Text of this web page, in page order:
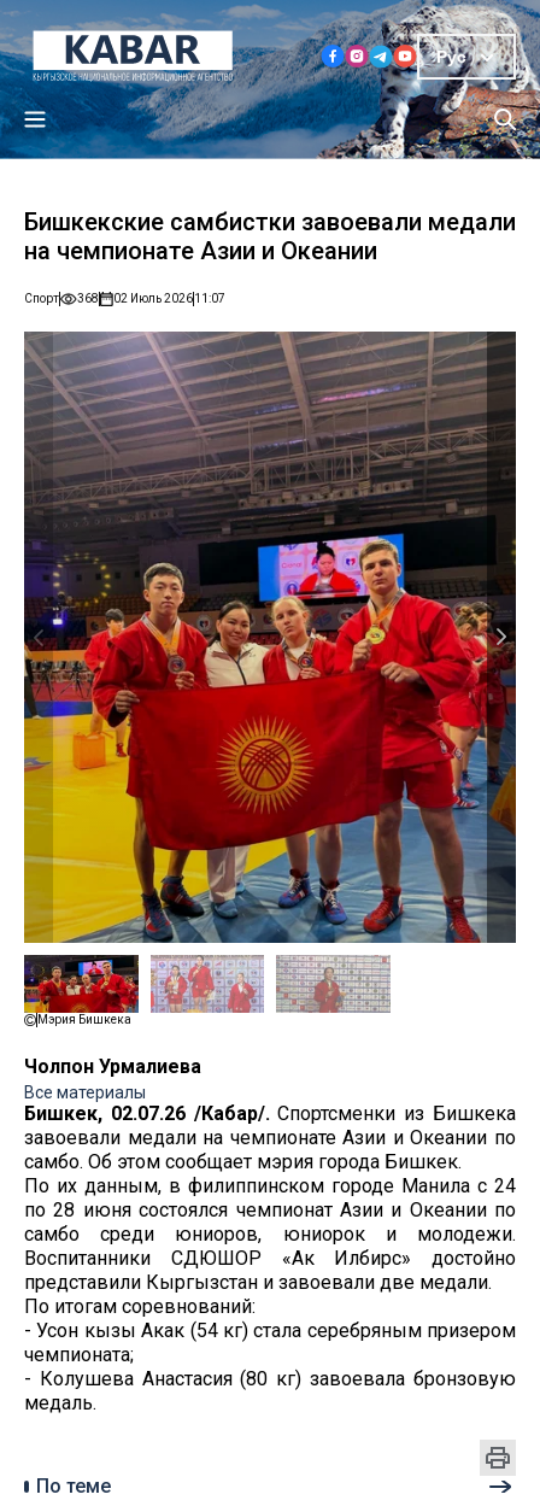
Рус
Бишкекские самбистки завоевали медали
на чемпионате Азии и Океании
Спорт 368 02 Июль 202611:07
Мэрия Бишкека
Чолпон Урмалиева
Все материалы
Бишкек, 02.07.26 /Кабар/.Спортсменки из Бишкека
завоевали медали на чемпионате Азии и Океании по
самбо. Об этом сообщает мэрия города Бишкек.
По их данным, в филиппинском городе Манила с 24
по 28 июня состоялся чемпионат Азии и Океании по
самбо среди юниоров, юниорок и молодежи.
Воспитанники СДЮШОР «Ак Илбирс» достойно
представили Кыргызстан и завоевали две медали.
По итогам соревнований:
- Усон кызы Акак (54 кг) стала серебряным призером
чемпионата;
- Колушева Анастасия (80 кг) завоевала бронзовую
медаль.
По теме